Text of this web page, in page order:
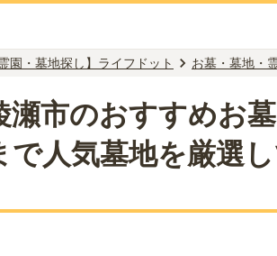
園・墓地探し】ライフドット お墓・墓地・
瀬市のおすすめお
で人気墓地を厳選